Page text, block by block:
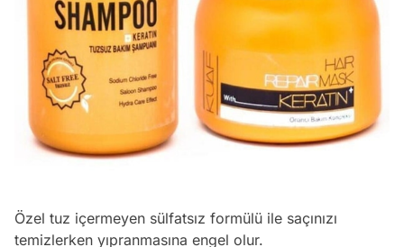
Özel tuz içermeyen sülfatsız formülü ile saçınızı
temizlerken yıpranmasına engel olur.